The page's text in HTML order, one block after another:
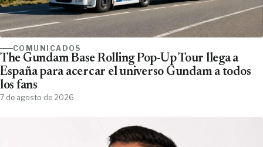
COMUNICADOS
The Gundam Base Rolling Pop-Up Tour llega a
España para acercar el universo Gundam a todos
los fans
7 de agosto de 2026